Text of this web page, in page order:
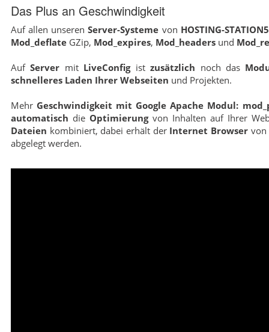
Das Plus an Geschwindigkeit
Auf allen unserenServer-Systeme von HOSTING-
Mod_deflate GZip, Mod_expires, Mod_headers und
AufServer mit LiveConfigistzusätzlich noch das
schnelleres Laden Ihrer Webseiten und Projekten.
Mehr Geschwindigkeit mit Google Apache Modul:
automatisch die Optimierungvon Inhalten auf Ihrer
Dateien kombiniert, dabei erhält der Internet Browservon
abgelegt werden.